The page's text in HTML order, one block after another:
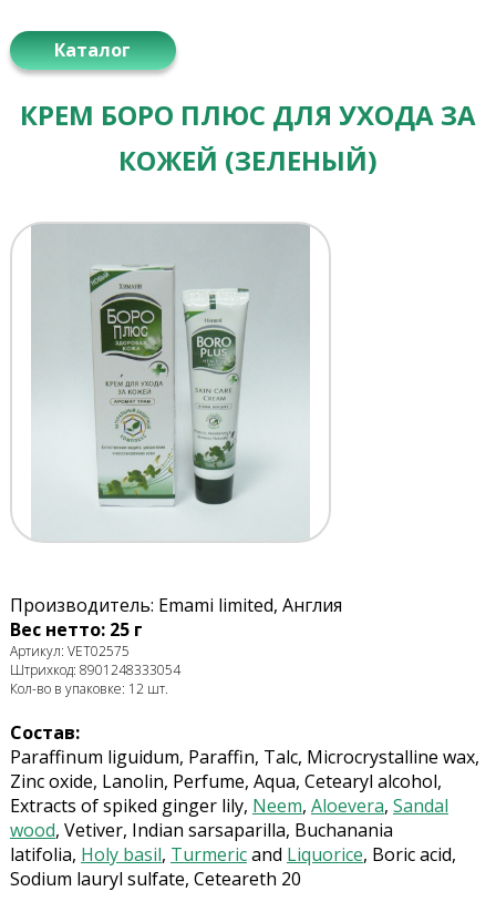
Каталог
КРЕМ БОРО ПЛЮС ДЛЯ УХОДА ЗА
КОЖЕЙ (ЗЕЛЕНЫЙ)
Производитель: Emami limited, Англия
Вес нетто: 25 г
Артикул: VET02575
Штрихкод: 8901248333054
Кол-во в упаковке: 12 шт.
Состав:
Paraffinum liguidum, Paraffin, Talc, Microcrystalline wax,
Zinc oxide, Lanolin, Perfume, Aqua, Cetearyl alcohol,
Extracts of spiked ginger lily, Neem, Aloevera, Sandal
wood, Vetiver, Indian sarsaparilla, Buchanania
latifolia, Holy basil, Turmericand Liquorice, Boric acid,
Sodium lauryl sulfate, Ceteareth 20